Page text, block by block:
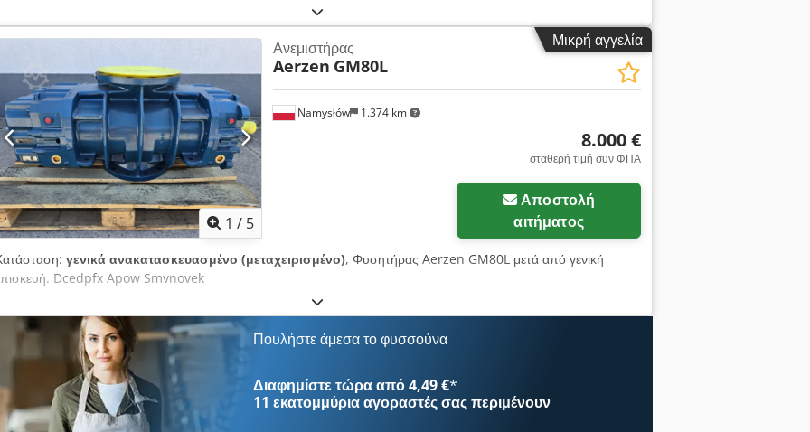
Μικρή αγγελία
1 / 5
Namysłów 1.374 km
Ανεμιστήρας
Aerzen GM80L
8.000 €
σταθερή τιμή συν ΦΠΑ
Αποστολή
αιτήματος
γενικά ανακατασκευασμένο (μεταχειρισμένο), Φυσητήρας Aerzen GM80L μετά από γενική
Dcedpfx Apow Smvnovek
Πουλήστε άμεσα το φυσσούνα
Διαφημίστε τώρα από 4,49 €*
11 εκατομμύρια αγοραστέςσας περιμένουν